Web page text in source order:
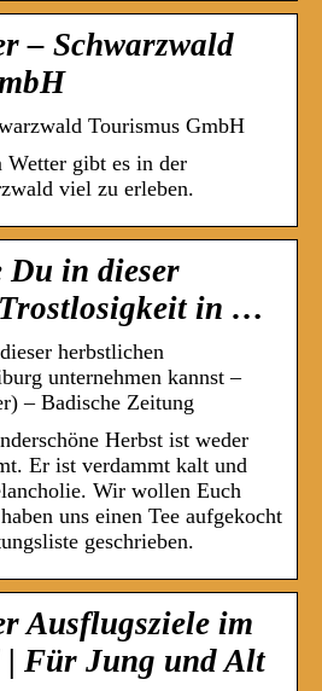
– Schwarzwald
Tourismus GmbH
Wetter gibt es in der
viel zu erleben.
Du in dieser
in …
herbstlichen
unternehmen kannst –
– Badische Zeitung
Herbst ist weder
Er ist verdammt kalt und
Wir wollen Euch
uns einen Tee aufgekocht
geschrieben.
Ausflugsziele im
| Für Jung und Alt